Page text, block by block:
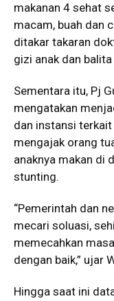
makanan 4 sehat
macam, buah dan
ditakar takaran
gizi anak dan
Sementara itu, Pj
mengatakan
dan instansi
mengajak orang
anaknya makan di
stunting.
“Pemerintah dan
mecari soluasi,
memecahkan
dengan baik,” ujar
Hingga saat ini